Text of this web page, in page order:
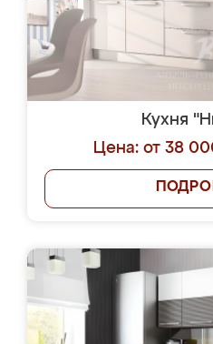
Кухня
Цена: от 38